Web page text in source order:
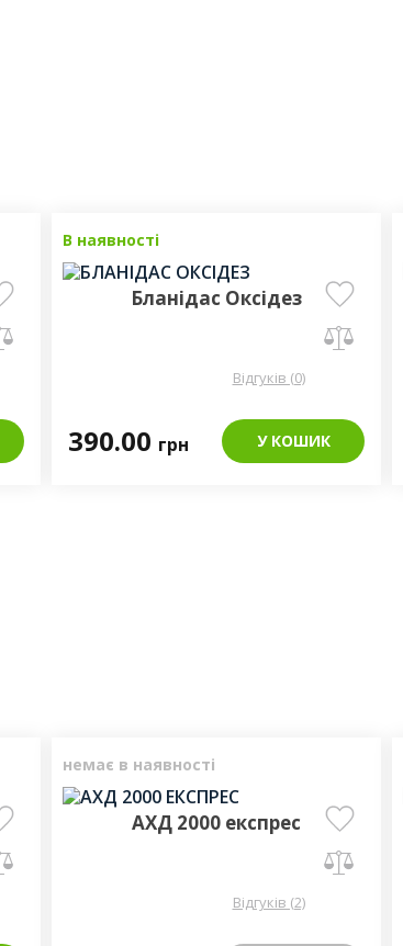
В наявності
Бланідас Оксідез
Відгуків (0)
390.00 грн У КОШИК
немає в наявності
АХД 2000 експрес
Відгуків (2)